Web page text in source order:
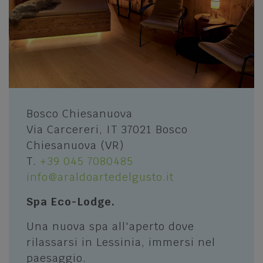
Mari, monti, laghi e città d'arte
Lessinia
CONOSCERE LA LESSINIA
Parco Naturale Regionale della Lessinia
I Cimbri
La storia della Lessinia
ENOGASTRONOMIA
Piatti e prodotti tipici
Ristoranti e pizzerie, malghe e rifugi
BENESSERE E SHOPPING
Rilassarsi nelle SPA
I negozi dello shopping
STORIA E CULTURA
Musei
Luxino - Museo Etnografico L'Uomo e
L'Ambiente
Bosco Chiesanuova
Via Carcereri, IT 37021 Bosco
Chiesanuova (VR)
T. +39 045 7080485
info@araldoartedelgusto.it
Spa Eco-Lodge.
Una nuova spa all'aperto dove
rilassarsi in Lessinia, immersi nel
paesaggio.